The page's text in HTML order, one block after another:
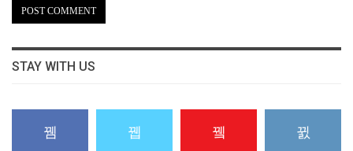
STAY WITH US